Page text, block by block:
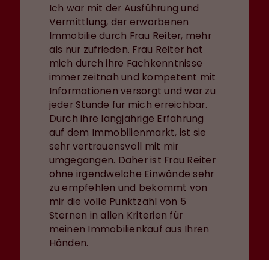
Ich war mit der Ausführung und
Vermittlung, der erworbenen
Immobilie durch Frau Reiter, mehr
als nur zufrieden. Frau Reiter hat
mich durch ihre Fachkenntnisse
immer zeitnah und kompetent mit
Informationen versorgt und war zu
jeder Stunde für mich erreichbar.
Durch ihre langjährige Erfahrung
auf dem Immobilienmarkt, ist sie
sehr vertrauensvoll mit mir
umgegangen. Daher ist Frau Reiter
ohne irgendwelche Einwände sehr
zu empfehlen und bekommt von
mir die volle Punktzahl von 5
Sternen in allen Kriterien für
meinen Immobilienkauf aus Ihren
Händen.